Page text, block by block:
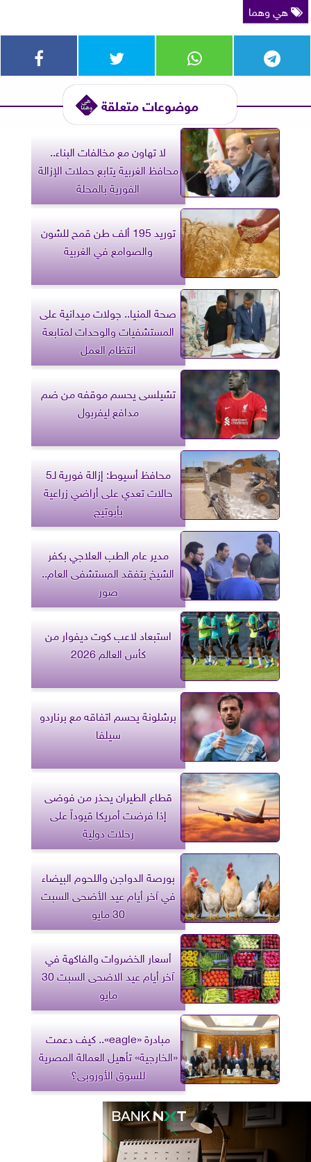
هي وهما
موضوعات متعلقة
لا تهاون مع مخالفات البناء..
محافظ الغربية يتابع حملات الإزالة
الفورية بالمحلة
توريد 195 ألف طن قمح للشون
والصوامع في الغربية
صحة المنيا.. جولات ميدانية على
المستشفيات والوحدات لمتابعة
انتظام العمل
تشيلسى يحسم موقفه من ضم
مدافع ليفربول
محافظ أسيوط: إزالة فورية لـ5
حالات تعدي على أراضي زراعية
بأبوتيج
مدير عام الطب العلاجي بكفر
الشيخ يتفقد المستشفى العام..
صور
استبعاد لاعب كوت ديفوار من
كأس العالم 2026
برشلونة يحسم اتفاقه مع برناردو
سيلفا
قطاع الطيران يحذر من فوضى
إذا فرضت أمريكا قيوداً على
رحلات دولية
بورصة الدواجن واللحوم البيضاء
في آخر أيام عيد الأضحى السبت
30 مايو
أسعار الخضروات والفاكهة في
آخر أيام عيد الاضحى السبت 30
مايو
مبادرة «eagle».. كيف دعمت
«الخارجية» تأهيل العمالة المصرية
للسوق الأوروبى؟